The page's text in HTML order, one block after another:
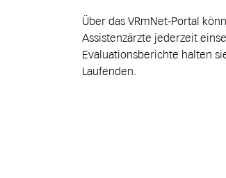
Über das VRmNet-Portal
Assistenzärzte jederzeit
Evaluationsberichte halten
Laufenden.